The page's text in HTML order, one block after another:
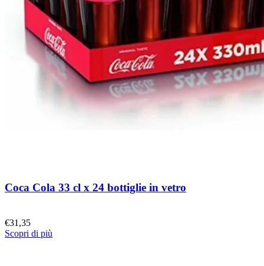
Coca Cola 33 cl x 24 bottiglie in vetro
€31,35
Scopri di più